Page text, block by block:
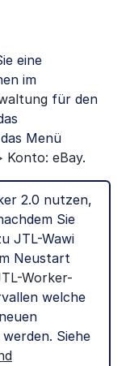
eine
im
für den
Menü
Konto: eBay.
2.0 nutzen,
Sie
JTL-Wawi
Neustart
Worker-
welche
Siehe